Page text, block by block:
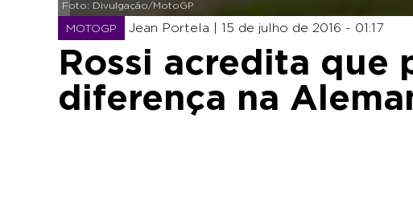
Foto: Divulgação/MotoGP
MOTOGP Jean Portela | 15 de julho de 2016 - 01:17
Rossi acredita que
diferença na